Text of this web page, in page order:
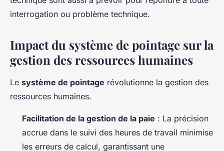
interrogation ou problème technique.
Impact du système de pointage sur la
gestion des ressources humaines
Le système de pointage révolutionne la gestion des
ressources humaines.
Facilitation de la gestion de la paie : La précision
accrue dans le suivi des heures de travail minimise
les erreurs de calcul, garantissant une